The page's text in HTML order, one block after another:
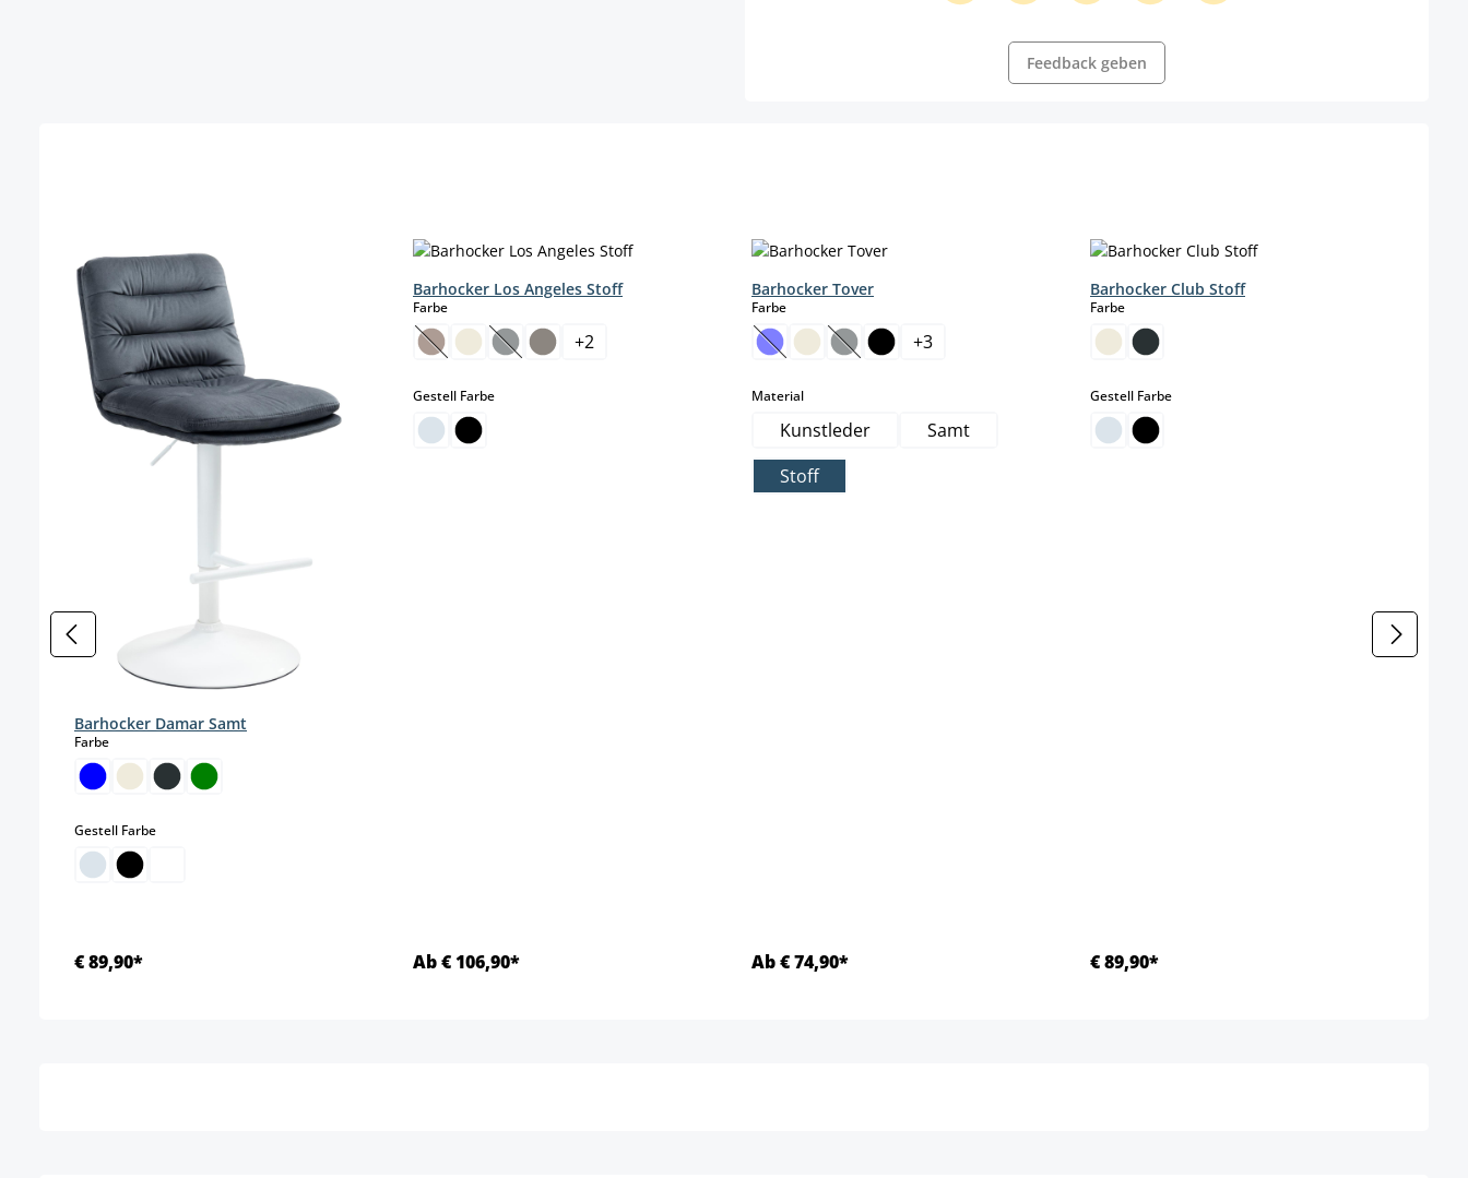
Feedback geben
Barhocker Damar Samt
Farbeauswählen
Gestell Farbeauswählen
€ 89,90*
Barhocker Los Angeles Stoff
Farbeauswählen
(Diese Option ist zurzeit nicht verfügbar.)
(Diese Option ist zurzeit nicht verfügbar.)
+2
Gestell Farbeauswählen
Ab € 106,90*
Barhocker Tover
Farbeauswählen
(Diese Option ist zurzeit nicht verfügbar.)
(Diese Option ist zurzeit nicht verfügbar.)
+3
Materialauswählen
Kunstleder
Samt
Stoff
Ab € 74,90*
Barhocker Club Stoff
Farbeauswählen
Gestell Farbeauswählen
€ 89,90*